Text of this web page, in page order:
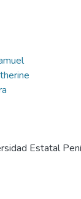
Estatal